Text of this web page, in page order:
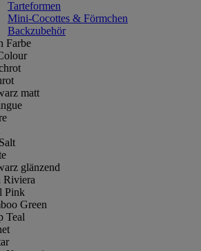
Tarteformen
Mini-Cocottes & Förmchen
Backzubehör
Farbe
matt
glänzend
Riviera
Pink
Green
Teal